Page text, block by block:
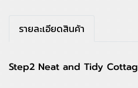
รายละเอียดสินค้า
Step2 Neat and Tidy